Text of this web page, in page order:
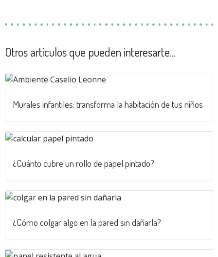
Otros artículos que pueden interesarte...
Murales infantiles: transforma la habitación de tus niños
¿Cuánto cubre un rollo de papel pintado?
¿Cómo colgar algo en la pared sin dañarla?